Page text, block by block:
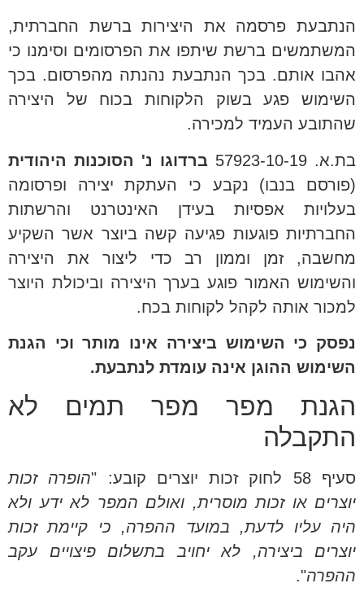
הנתבעת פרסמה את היצירות ברשת החברתית,
המשתמשים ברשת שיתפו את הפרסומים וסימנו כי
אהבו אותם. בכך הנתבעת נהנתה מהפרסום. בכך
השימוש פגע בשוק הלקוחות בכוח של היצירה
שהתובע העמיד למכירה.
בת.א. 57923-10-19
ברדוגו נ' הסוכנות היהודית
(פורסם בנבו) נקבע כי העתקת יצירה ופרסומה
בעלויות אפסיות בעידן האינטרנט והרשתות
החברתיות פוגעות פגיעה קשה ביוצר אשר השקיע
מחשבה, זמן וממון רב כדי ליצור את היצירה
והשימוש האמור פוגע בערך היצירה וביכולת היוצר
למכור אותה לקהל לקוחות בכח.
נפסק כי השימוש ביצירה אינו מותר וכי הגנת
השימוש ההוגן אינה עומדת לנתבעת.
הגנת מפר מפר תמים לא
התקבלה
סעיף 58 לחוק זכות יוצרים קובע: "
הופרה זכות
יוצרים או זכות מוסרית, ואולם המפר לא ידע ולא
היה עליו לדעת, במועד ההפרה, כי קיימת זכות
יוצרים ביצירה, לא יחויב בתשלום פיצויים עקב
ההפרה".